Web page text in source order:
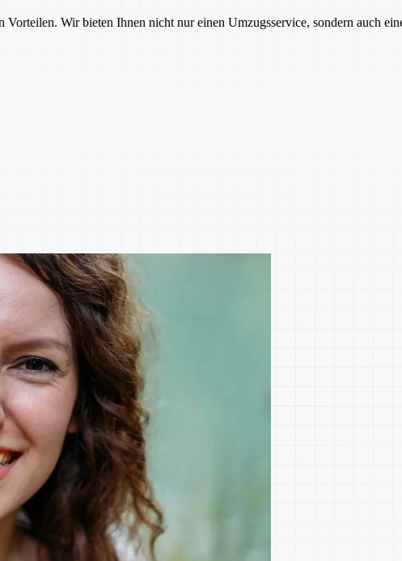
Wir bieten Ihnen nicht nur einen Umzugsservice, sondern auch